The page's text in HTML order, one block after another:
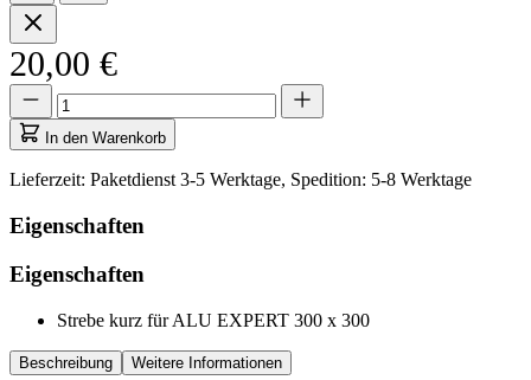
20,00 €
Menge
aktualisiert
auf
1
Menge
In den Warenkorb
Lieferzeit: Paketdienst 3-5 Werktage, Spedition: 5-8 Werktage
Eigenschaften
Eigenschaften
Strebe kurz für ALU EXPERT 300 x 300
Beschreibung Weitere Informationen